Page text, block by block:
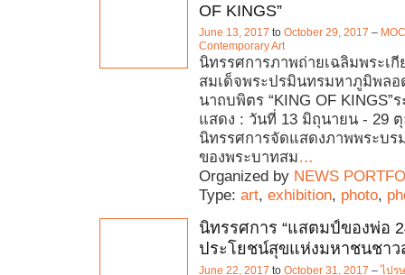
OF KINGS”
June 13, 2017 to October 29, 2017 –
Contemporary Art
นิทรรศการภาพถ่ายเฉลิมพระเ
สมเด็จพระปรมินทรมหาภูมิพลอ
นาถบพิตร “KING OF KINGS”
แสดง : วันที่ 13 มิถุนายน - 29
นิทรรศการจัดแสดงภาพพระบ
ของพระบาทสม…
Organized by NEWS
Type: art, exhibition, photo,
นิทรรศการ “แสตมป์ของพ่อ
ประโยชน์สุขแห่งมหาชนชาว
June 22, 2017 to October 31, 2017 – ไปร